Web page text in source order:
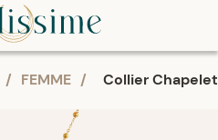
/ FEMME / Collier